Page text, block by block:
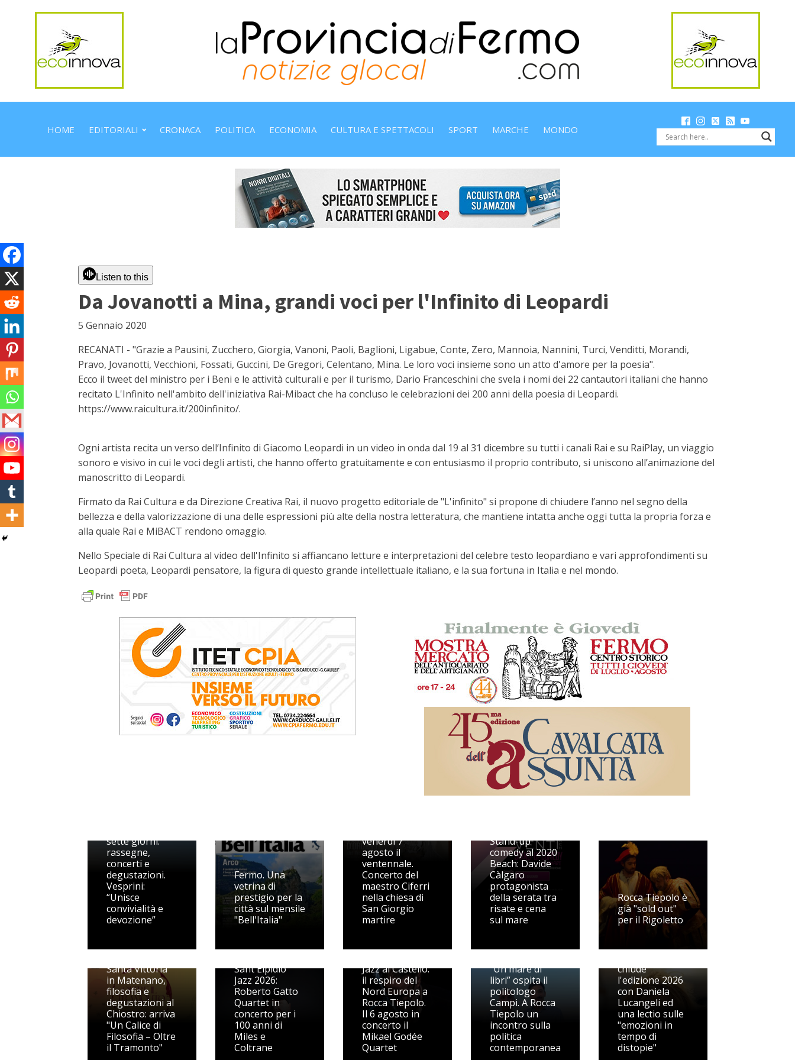
HOME EDITORIALI CRONACA POLITICA ECONOMIA CULTURA E SPETTACOLI SPORT MARCHE MONDO
Listen to this
Da Jovanotti a Mina, grandi voci per l'Infinito di Leopardi
5 Gennaio 2020
RECANATI - "Grazie a Pausini, Zucchero, Giorgia, Vanoni, Paoli, Baglioni, Ligabue, Conte, Zero, Mannoia, Nannini, Turci, Venditti, Morandi,
Pravo, Jovanotti, Vecchioni, Fossati, Guccini, De Gregori, Celentano, Mina. Le loro voci insieme sono un atto d'amore per la poesia".
Ecco il tweet del ministro per i Beni e le attività culturali e per il turismo, Dario Franceschini che svela i nomi dei 22 cantautori italiani che hanno
recitato L'Infinito nell'ambito dell'iniziativa Rai-Mibact che ha concluso le celebrazioni dei 200 anni della poesia di Leopardi.
https://www.raicultura.it/200infinito/.
Ogni artista recita un verso dell‘Infinito di Giacomo Leopardi in un video in onda dal 19 al 31 dicembre su tutti i canali Rai e su RaiPlay, un viaggio
sonoro e visivo in cui le voci degli artisti, che hanno offerto gratuitamente e con entusiasmo il proprio contributo, si uniscono all’animazione del
manoscritto di Leopardi.
Firmato da Rai Cultura e da Direzione Creativa Rai, il nuovo progetto editoriale de "L'infinito" si propone di chiudere l’anno nel segno della
bellezza e della valorizzazione di una delle espressioni più alte della nostra letteratura, che mantiene intatta anche oggi tutta la propria forza e
alla quale Rai e MiBACT rendono omaggio.
Nello Speciale di Rai Cultura al video dell'Infinito si affiancano letture e interpretazioni del celebre testo leopardiano e vari approfondimenti su
Leopardi poeta, Leopardi pensatore, la figura di questo grande intellettuale italiano, e la sua fortuna in Italia e nel mondo.
sette giorni:
rassegne,
concerti e
degustazioni.
Vesprini:
“Unisce
convivialità e
devozione”
Fermo. Una
vetrina di
prestigio per la
città sul mensile
"Bell'Italia"
venerdì 7
agosto il
ventennale.
Concerto del
maestro Ciferri
nella chiesa di
San Giorgio
martire
Stand-up
comedy al 2020
Beach: Davide
Càlgaro
protagonista
della serata tra
risate e cena
sul mare
Rocca Tiepolo è
già "sold out"
per il Rigoletto
Santa Vittoria
in Matenano,
filosofia e
degustazioni al
Chiostro: arriva
"Un Calice di
Filosofia – Oltre
il Tramonto"
Sant'Elpidio
Jazz 2026:
Roberto Gatto
Quartet in
concerto per i
100 anni di
Miles e
Coltrane
Jazz al Castello:
il respiro del
Nord Europa a
Rocca Tiepolo.
Il 6 agosto in
concerto il
Mikael Godée
Quartet
“Un mare di
libri” ospita il
politologo
Campi. A Rocca
Tiepolo un
incontro sulla
politica
contemporanea
chiude
l'edizione 2026
con Daniela
Lucangeli ed
una lectio sulle
"emozioni in
tempo di
distopie"